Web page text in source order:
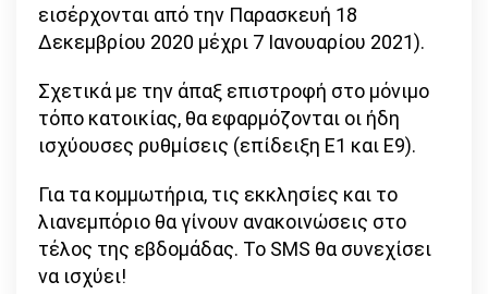
εισέρχονται από την Παρασκευή 18
Δεκεμβρίου 2020 μέχρι 7 Ιανουαρίου 2021).
Σχετικά με την άπαξ επιστροφή στο μόνιμο
τόπο κατοικίας, θα εφαρμόζονται οι ήδη
ισχύουσες ρυθμίσεις (επίδειξη Ε1 και Ε9).
Για τα κομμωτήρια, τις εκκλησίες και το
λιανεμπόριο θα γίνουν ανακοινώσεις στο
τέλος της εβδομάδας. Το SMS θα συνεχίσει
να ισχύει!